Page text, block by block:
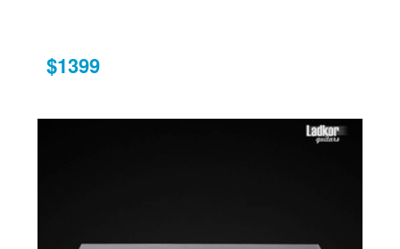
$1399